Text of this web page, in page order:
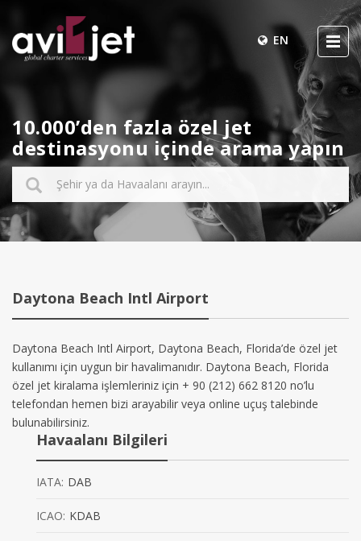
EN
10.000’den fazla özel jet
destinasyonu içinde arama yapın
Daytona Beach Intl Airport
Daytona Beach Intl Airport, Daytona Beach, Florida’de özel jet
kullanımı için uygun bir havalimanıdır. Daytona Beach, Florida
özel jet kiralama işlemleriniz için + 90 (212) 662 8120 no’lu
telefondan hemen bizi arayabilir veya online uçuş talebinde
bulunabilirsiniz.
Havaalanı Bilgileri
IATA: DAB
ICAO: KDAB